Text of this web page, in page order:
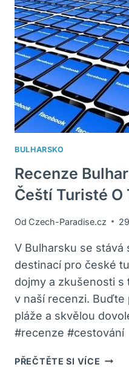
DEN!
BULHARSKO
Recenze
Čeští Turisté O
Od Czech-Paradise.cz
V Bulharsku se stává
destinací pro české
dojmy a zkušenosti s
v naší recenzi. Buďte
pláže a skvělou
#recenze #cestování
PŘEČTĚTE SI VÍCE